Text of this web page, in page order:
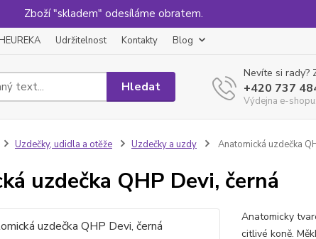
Zboží "skladem" odesíláme obratem.
Udržitelnost Kontakty Blog
Hledat
Nevíte si rady?
+420 737
Výdejna e-
Uzdečky, udidla a otěže Uzdečky a uzdy Anatomická uzdečka
uzdečka QHP Devi, černá
Anatomicky
citlivé koně.